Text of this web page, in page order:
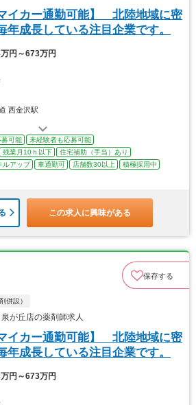
イカー通勤可能】 北陸地域に密
年成長している注目企業です。
万円～673万円
西金沢駅
募可能
未経験者も応募可能
残業月10ｈ以下
住宅補助（手当）あり
ルアップ 車通勤可 店舗数30以上
積極採用中
この求人に興味がある
保存する
併設）
が丘店の薬剤師求人
イカー通勤可能】 北陸地域に密
年成長している注目企業です。
万円～673万円